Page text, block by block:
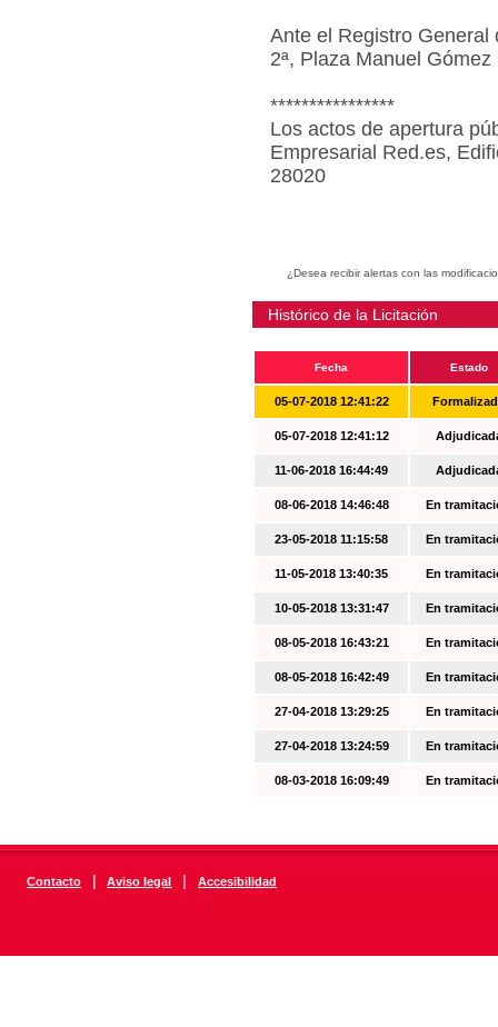
Ante el Registro General
2ª, Plaza Manuel
****************
Los actos de apertura
Empresarial Red.es,
28020
¿Desea recibir alertas con las
Histórico de la Licitación
Fecha Estado
05-07-2018 12:41:22
05-07-2018 12:41:12
11-06-2018 16:44:49
08-06-2018 14:46:48 En
23-05-2018 11:15:58 En
11-05-2018 13:40:35 En
10-05-2018 13:31:47 En
08-05-2018 16:43:21 En
08-05-2018 16:42:49 En
27-04-2018 13:29:25 En
27-04-2018 13:24:59 En
08-03-2018 16:09:49 En
Contacto | Aviso legal | Accesibilidad